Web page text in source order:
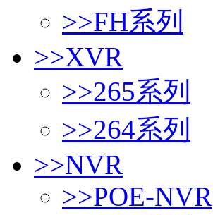
>>FH系列
>>XVR
>>265系列
>>264系列
>>NVR
>>POE-NVR